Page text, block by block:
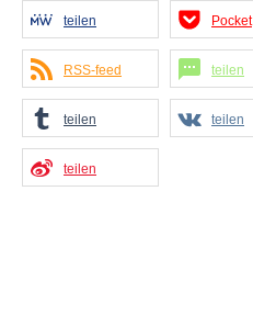
teilen Pocket
RSS-feed teilen
teilen teilen
teilen